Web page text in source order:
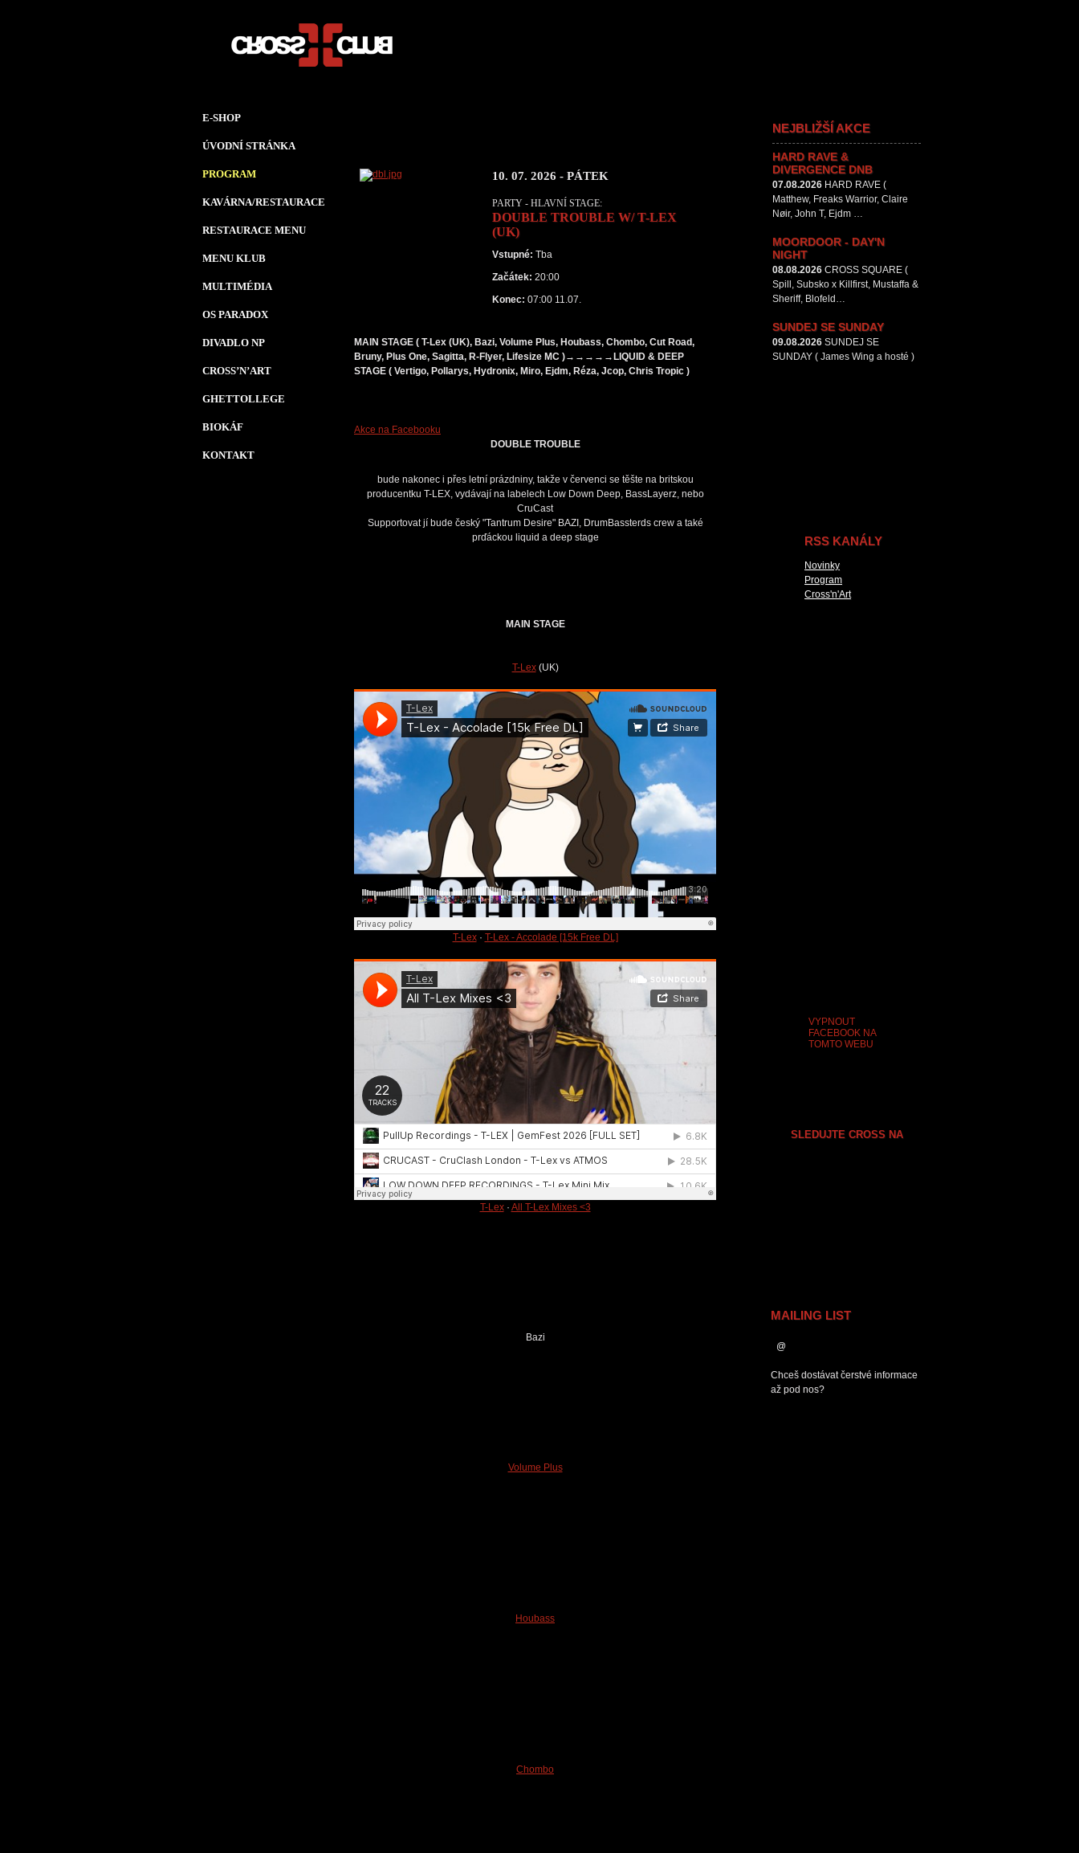
E-SHOP
ÚVODNÍ STRÁNKA
PROGRAM
KAVÁRNA/RESTAURACE
RESTAURACE MENU
MENU KLUB
MULTIMÉDIA
OS PARADOX
DIVADLO NP
CROSS’N’ART
GHETTOLLEGE
BIOKÁF
KONTAKT
10. 07. 2026 - PÁTEK
PARTY - HLAVNÍ STAGE:
DOUBLE TROUBLE W/ T-LEX
(UK)
Vstupné: Tba
Začátek: 20:00
Konec: 07:00 11.07.
MAIN STAGE ( T-Lex (UK), Bazi, Volume Plus, Houbass, Chombo, Cut Road,
Bruny, Plus One, Sagitta, R-Flyer, Lifesize MC )→→→→→LIQUID & DEEP
STAGE ( Vertigo, Pollarys, Hydronix, Miro, Ejdm, Réza, Jcop, Chris Tropic )
Akce na Facebooku
DOUBLE TROUBLE
bude nakonec i přes letní prázdniny, takže v červenci se těšte na britskou
producentku T-LEX, vydávají na labelech Low Down Deep, BassLayerz, nebo
CruCast
Supportovat jí bude český "Tantrum Desire" BAZI, DrumBassterds crew a také
prďáckou liquid a deep stage
MAIN STAGE
T-Lex(UK)
T-Lex· T-Lex - Accolade [15k Free DL]
T-Lex· All T-Lex Mixes <3
Bazi
Volume Plus
Houbass
Chombo
NEJBLIŽŠÍ AKCE
HARD RAVE &
DIVERGENCE DNB
07.08.2026 HARD RAVE (
Matthew, Freaks Warrior, Claire
Nøir, John T, Ejdm …
MOORDOOR - DAY'N
NIGHT
08.08.2026 CROSS SQUARE (
Spill, Subsko x Killfirst, Mustaffa &
Sheriff, Blofeld…
SUNDEJ SE SUNDAY
09.08.2026 SUNDEJ SE
SUNDAY ( James Wing a hosté )
RSS KANÁLY
Novinky
Program
Cross'n'Art
VYPNOUT
FACEBOOK NA
TOMTO WEBU
SLEDUJTE CROSS NA
MAILING LIST
Chceš dostávat čerstvé informace
až pod nos?